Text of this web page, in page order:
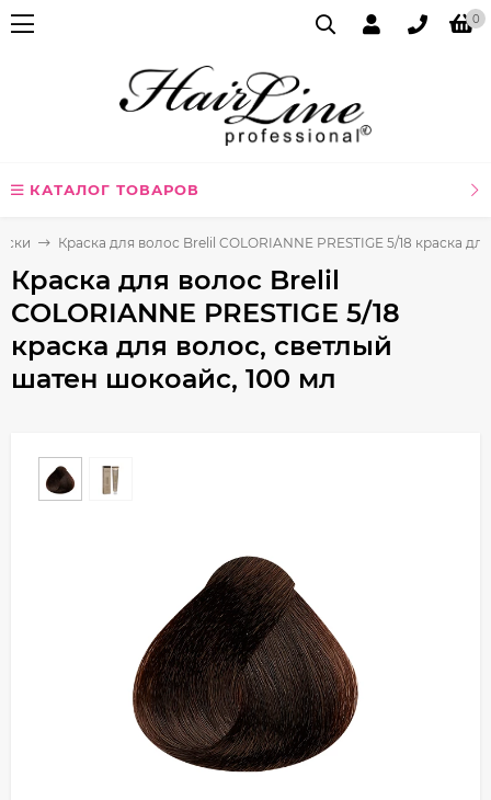
0
КАТАЛОГ ТОВАРОВ
Краска для волос Brelil COLORIANNE PRESTIGE 5/18 краска
Краска для волос Brelil
COLORIANNE PRESTIGE 5/18
краска для волос, светлый
шатен шокоайс, 100 мл